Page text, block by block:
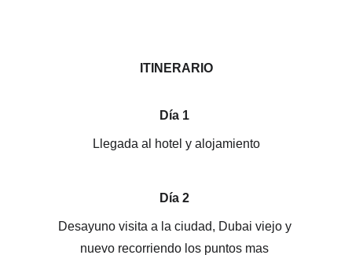
ITINERARIO
Día 1
Llegada al hotel y alojamiento
Día 2
Desayuno visita a la ciudad, Dubai viejo y
nuevo recorriendo los puntos mas